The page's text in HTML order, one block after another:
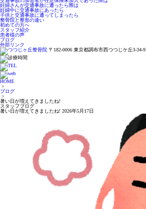
妊婦さんが交通事故に遭ったら際は
妊婦中に交通事故にあったら
子供と交通事故に遭ってしまったら
整骨院と整形の違い
初めての方へ
スタッフ紹介
患者様の声
ブログ
外部リンク
〒182-0006 東京都調布市西つつじケ丘3-34-9
HOME
>
ブログ
>
暑い日が増えてきましたね!
スタッフブログ
暑い日が増えてきましたね! 2026年5月17日